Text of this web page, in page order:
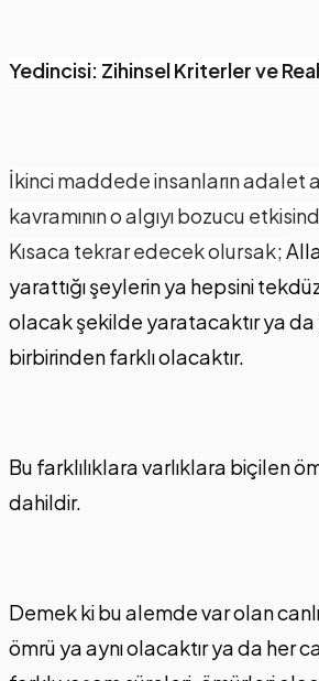
Yedincisi: Zihinsel Kriterler ve
İkinci maddede insanların adalet
kavramının o algıyı bozucu
Kısaca tekrar edecek olursak;
yarattığı şeylerin ya hepsini
olacak şekilde yaratacaktır ya da
birbirinden farklı olacaktır.
Bu farklılıklara varlıklara biçilen
dahildir.
Demek ki bu alemde var olan
ömrü ya aynı olacaktır ya da her